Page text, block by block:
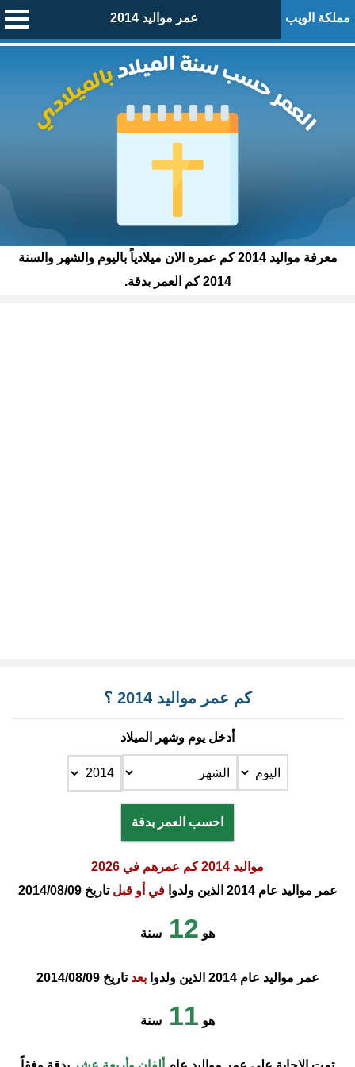
مملكة الويب عمر مواليد 2014
معرفة مواليد 2014 كم عمره الان ميلادياً باليوم والشهر والسنة
2014 كم العمر بدقة.
كم عمر مواليد 2014 ؟
أدخل يوم وشهر الميلاد
احسب العمر بدقة
مواليد 2014 كم عمرهم في 2026
عمر مواليد عام 2014 الذين ولدوا
في أو قبلتاريخ 2014/08/09
هو 12 سنة
عمر مواليد عام 2014 الذين ولدوا بعدتاريخ 2014/08/09
هو 11 سنة